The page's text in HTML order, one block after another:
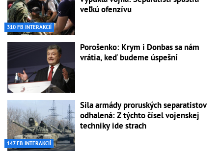
310 FB INTERAKCIÍ
veľkú ofenzívu
Porošenko: Krym i Donbas sa nám
vrátia, keď budeme úspešní
147 FB INTERAKCIÍ
Sila armády proruských separatistov
odhalená: Z týchto čísel vojenskej
techniky ide strach